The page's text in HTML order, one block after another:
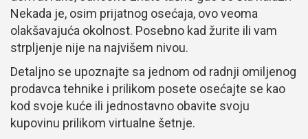
Nekada je, osim prijatnog osećaja, ovo veoma
olakšavajuća okolnost. Posebno kad žurite ili vam
strpljenje nije na najvišem nivou.
Detaljno se upoznajte sa jednom od radnji omiljenog
prodavca tehnike i prilikom posete osećajte se kao
kod svoje kuće ili jednostavno obavite svoju
kupovinu prilikom virtualne šetnje.